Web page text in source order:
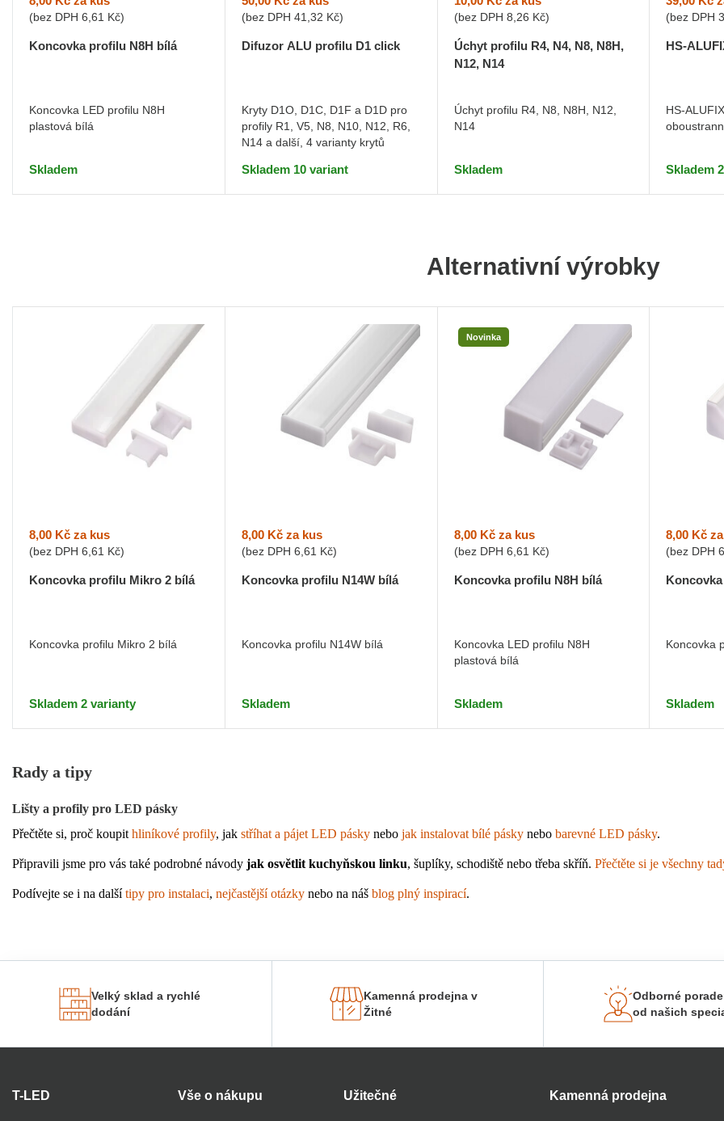
(bez DPH 6,61 Kč)
Koncovka profilu N8H bílá
Koncovka LED profilu N8H
plastová bílá
Skladem
(bez DPH 41,32 Kč)
Difuzor ALU profilu D1 click
Kryty D1O, D1C, D1F a D1D pro
profily R1, V5, N8, N10, N12, R6,
N14 a další, 4 varianty krytů
Skladem 10 variant
(bez DPH 8,26 Kč)
Úchyt profilu R4, N4, N8, N8H,
N12, N14
Úchyt profilu R4, N8, N8H, N12,
N14
Skladem
(bez DPH
HS-
HS-
Skladem
Alternativní výrobky
8,00 Kč za kus
(bez DPH 6,61 Kč)
Koncovka profilu Mikro 2 bílá
Koncovka profilu Mikro 2 bílá
Skladem 2 varianty
8,00 Kčza kus
(bez DPH 6,61 Kč)
Koncovka profilu N14W bílá
Koncovka profilu N14W bílá
Skladem
Novinka
8,00 Kčza kus
(bez DPH 6,61 Kč)
Koncovka profilu N8H bílá
Koncovka LED profilu N8H
plastová bílá
Skladem
8,00 Kč
(bez DPH
Koncovka
Skladem
Rady a tipy
Lišty a profily pro LED pásky
Přečtěte si, proč koupit hliníkové profily, jak stříhat a pájet LED pásky nebo jak instalovat bílé pásky nebo barevné LED pásky.
Připravili jsme pro vás také podrobné návody jak osvětlit kuchyňskou linku, šuplíky, schodiště nebo třeba skříň. Přečtěte si je všechny
Podívejte se i na další tipy pro instalaci, nejčastější otázky nebo na náš blog plný inspirací.
Velký sklad a rychlé
dodání
Kamenná prodejna v
Žitné
Odborné
od našich
T-LED Vše o nákupu Užitečné Kamenná prodejna